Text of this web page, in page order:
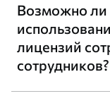
Возможно ли
лицензий
сотрудников?